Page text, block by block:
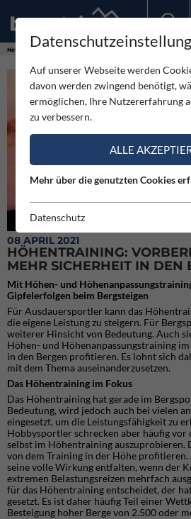
News Höhentraining: Vorbereitung für mehr
Höhentraining beim
08 APRIL 2021
HÖHENTRAINING:
MEHR SICHERHEIT IN DEN
Mit Höhen- und
Gipfelerfolgen beim Bergsteigen
Für Ausdauersportler kann das
die eigene Leistung zu steigern. Für
weiterer Hinsicht von Bedeutung. Auch
Höhen- und Höhenanpassungstraining
in den Bergen profitieren. Es lohnt sich
mit dem Thema auseinanderzusetzen.
Das Höhentraining im Fokus
Das Höhentraining hat gerade im
Bedeutung, wird jedoch auch bei vielen
eingesetzt, um die Leistungsfähigkeit zu
Hobbysportler schrecken aber häufig vor
selbst im Höhentraining auszuprobieren.
von dem Training in der Höhe
seine volle Wirkung entfalten, wenn der
extremen Belastungsreizen mehrfach
für das Höhentraining entscheidet, der
gesetzt. Es ist daher häufig Teil einer
Besteigung hoher Berge von 2.500 oder
Auf unserer Webseite werden
davon werden zwingend benötigt,
ermöglichen, Ihre Nutzererfahrung
zu verbessern.
ALLE
Mehr über die genutzten Cookies
Datenschutz